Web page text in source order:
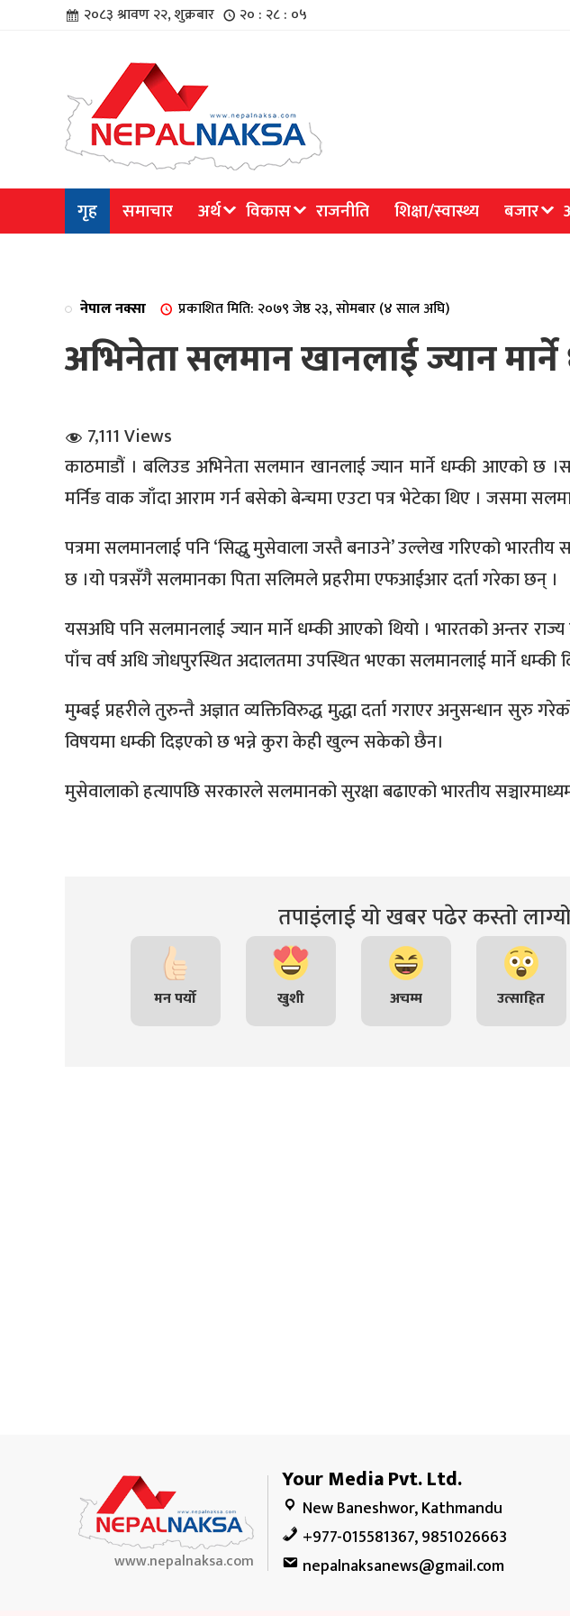
२०८३ श्रावण २२, शुक्रबार २० : २८ : ०६
गृह समाचार अर्थ विकास राजनीति शिक्षा/स्वास्थ्य बजार
नेपाल नक्सा प्रकाशित मिति: २०७९ जेष्ठ २३, सोमबार (४ साल अघि)
अभिनेता सलमान खानलाई ज्यान
7,111 Views
काठमाडौं । बलिउड अभिनेता सलमान खानलाई ज्यान मार्ने धम्की आएको छ
मर्निङ वाक जाँदा आराम गर्न बसेको बेन्चमा एउटा पत्र भेटेका थिए । जसमा
पत्रमा सलमानलाई पनि ‘सिद्धु मुसेवाला जस्तै बनाउने’ उल्लेख गरिएको
छ ।यो पत्रसँगै सलमानका पिता सलिमले प्रहरीमा एफआईआर दर्ता गरेका छन् ।
यसअघि पनि सलमानलाई ज्यान मार्ने धम्की आएको थियो । भारतको अन्तर
पाँच वर्ष अधि जोधपुरस्थित अदालतमा उपस्थित भएका सलमानलाई मार्ने धम्की
मुम्बई प्रहरीले तुरुन्तै अज्ञात व्यक्तिविरुद्ध मुद्धा दर्ता गराएर अनुसन्धान सुरु
विषयमा धम्की दिइएको छ भन्ने कुरा केही खुल्न सकेको छैन।
मुसेवालाको हत्यापछि सरकारले सलमानको सुरक्षा बढाएको भारतीय
तपाइंलाई यो खबर पढेर कस्तो
मन पर्यो खुशी अचम्म उत्साहित
www.nepalnaksa.com
Your Media Pvt. Ltd.
New Baneshwor, Kathmandu
+977-015581367, 9851026663
nepalnaksanews@gmail.com